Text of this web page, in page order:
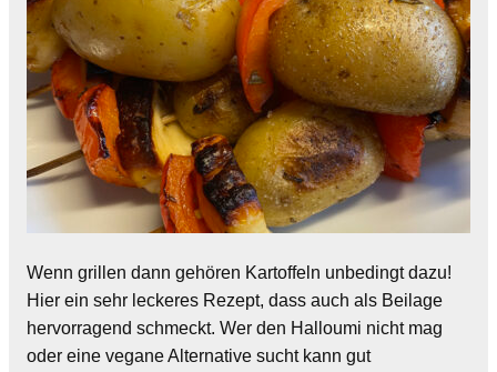
Wenn grillen dann gehören Kartoffeln unbedingt dazu!
Hier ein sehr leckeres Rezept, dass auch als Beilage
hervorragend schmeckt. Wer den Halloumi nicht mag
oder eine vegane Alternative sucht kann gut